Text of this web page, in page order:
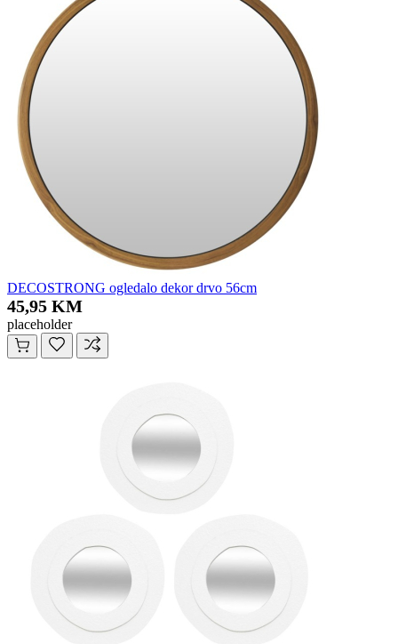
DECOSTRONG ogledalo dekor drvo 56cm
45,95 KM
placeholder